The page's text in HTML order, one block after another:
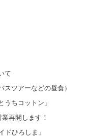
て
スツアーなどの昼食）
うちコットン」
再開します！
ドひろしま」